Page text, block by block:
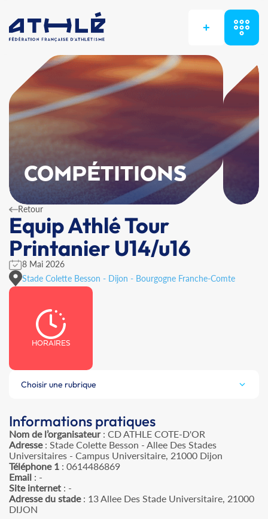
+
COMPÉTITIONS
Retour
Equip Athlé Tour
Printanier U14/u16
8 Mai 2026
Stade Colette Besson - Dijon - Bourgogne Franche-Comte
HORAIRES
Choisir une rubrique
Informations pratiques
Nom de l’organisateur: CD ATHLE COTE-D'OR
Adresse: Stade Colette Besson - Allee Des Stades
Universitaires - Campus Universitaire, 21000 Dijon
Téléphone 1 : 0614486869
Email : -
Site internet : -
Adresse du stade: 13 Allee Des Stade Universitaire, 21000
DIJON